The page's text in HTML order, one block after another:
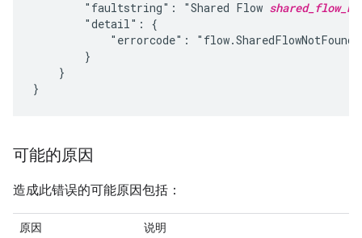
        "faultstring": "Shared Flow
        "detail": {
            "errorcode": "flow.SharedFlowNotFound"
        }
    }
可能的原因
造成此错误的可能原因包括：
原因 说明